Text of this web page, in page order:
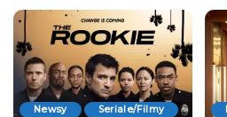
Newsy
Seriale/Filmy